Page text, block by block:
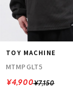
TOY MACHINE
MTMPGLT5
¥7,150
¥4,900